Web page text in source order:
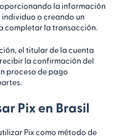
la información
o creando un
completar la transacción.
el titular de la cuenta
la confirmación del
proceso de pago
Pix en Brasil
Pix como método de